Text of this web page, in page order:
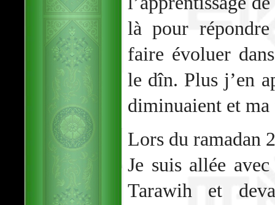
là pour
faire évoluer
le dîn. Plus j’en
diminuaient et
Lors du ramadan
Je suis allée
Tarawih et